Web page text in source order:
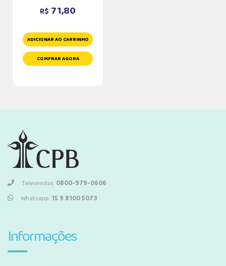
R$ 71,80
ADICIONAR AO CARRINHO
COMPRAR AGORA
Televendas:0800-979-0606
Whatsapp:15 9 8100 5073
Informações